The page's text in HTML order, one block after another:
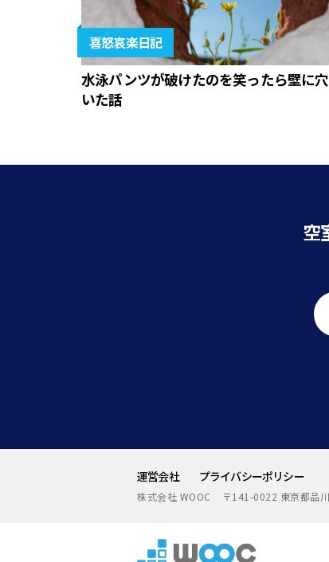
喜怒哀楽日記
水泳パンツが破けたのを笑ったら壁に
いた話
空
運営会社 プライバシーポリシー
株式会社 WOOC 〒141-0022 東京都品